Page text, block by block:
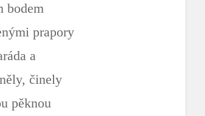
bodem
prapory
a
činely
pěknou